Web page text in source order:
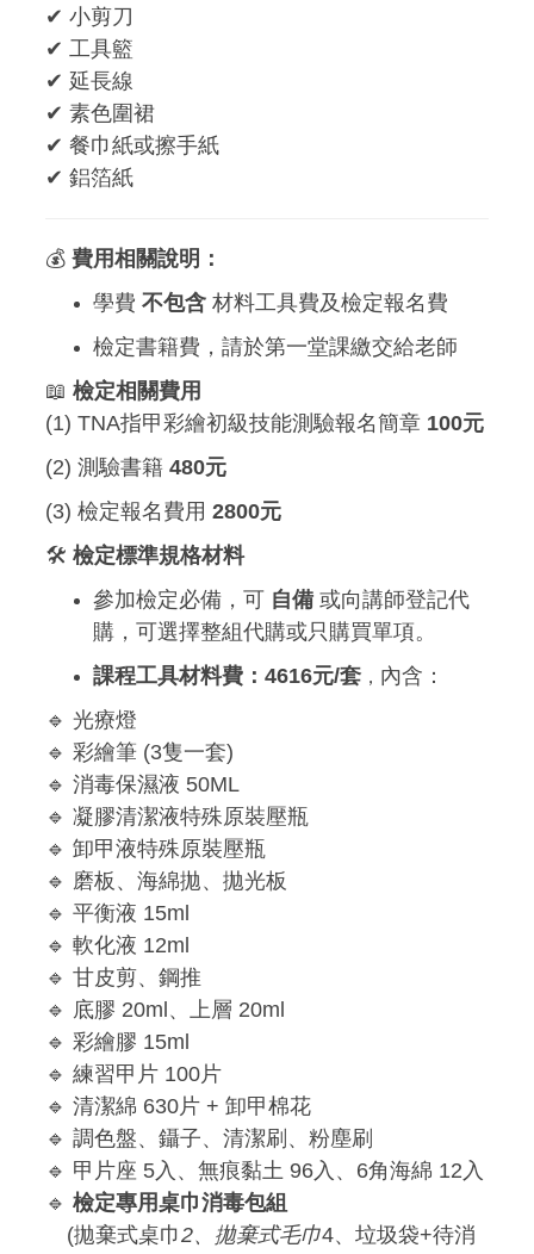
✔ 小剪刀
✔ 工具籃
✔ 延長線
✔ 素色圍裙
✔ 餐巾紙或擦手紙
✔ 鋁箔紙
💰 費用相關說明：
學費 不包含 材料工具費及檢定報名費
檢定書籍費，請於第一堂課繳交給老師
📖 檢定相關費用
(1) TNA指甲彩繪初級技能測驗報名簡章 100元
(2) 測驗書籍 480元
(3) 檢定報名費用 2800元
🛠 檢定標準規格材料
參加檢定必備，可 自備 或向講師登記代
購，可選擇整組代購或只購買單項。
課程工具材料費：4616元/套 ， 內含：
🔹 光療燈
🔹 彩繪筆 (3隻一套)
🔹 消毒保濕液 50ML
🔹 凝膠清潔液特殊原裝壓瓶
🔹 卸甲液特殊原裝壓瓶
🔹 磨板、海綿拋、拋光板
🔹 平衡液 15ml
🔹 軟化液 12ml
🔹 甘皮剪、鋼推
🔹 底膠 20ml、上層 20ml
🔹 彩繪膠 15ml
🔹 練習甲片 100片
🔹 清潔綿 630片 + 卸甲棉花
🔹 調色盤、鑷子、清潔刷、粉塵刷
🔹 甲片座 5入、無痕黏土 96入、6角海綿 12入
🔹 檢定專用桌巾消毒包組
(拋棄式桌巾2、拋棄式毛巾4、垃圾袋+待消